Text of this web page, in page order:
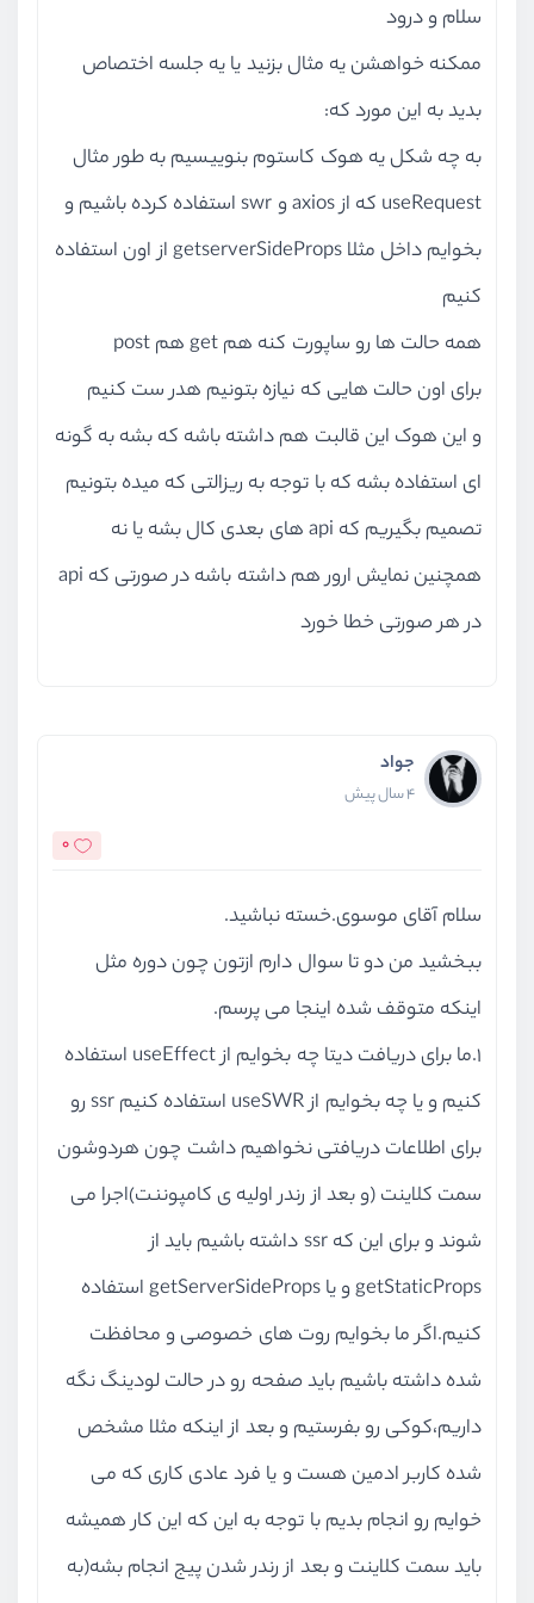
پیاده‌سازی ویرایش محصولات - بخش دوم
پیاده‌سازی ویرایش محصولات - بخش سوم
پیاده‌سازی ویرایش محصولات - بخش چهارم
ویدیو آموزشی
پیاده‌سازی اجازه دسترسی
ویدیو آموزشی
ویدیو آموزشی 10:34
بخش هشتم سایت اصلی و سئو
سلام و درود
ممکنه خواهشن یه مثال بزنید یا یه جلسه اختصاص
بدید به این مورد که:
به چه شکل یه هوک کاستوم بنوییسیم به طور مثال
useRequest که از axios و swr استفاده کرده باشیم و
بخوایم داخل مثلا getserverSideProps از اون استفاده
کنیم
همه حالت ها رو ساپورت کنه هم get هم post
برای اون حالت هایی که نیازه بتونیم هدر ست کنیم
و این هوک این قالبت هم داشته باشه که بشه به گونه
ای استفاده بشه که با توجه به ریزالتی که میده بتونیم
تصمیم بگیریم که api های بعدی کال بشه یا نه
همچنین نمایش ارور هم داشته باشه در صورتی که api
در هر صورتی خطا خورد
جواد
4 سال پیش
0
سلام آقای موسوی.خسته نباشید.
ببخشید من دو تا سوال دارم ازتون چون دوره مثل
اینکه متوقف شده اینجا می پرسم.
1.ما برای دریافت دیتا چه بخوایم از useEffect استفاده
کنیم و یا چه بخوایم از useSWR استفاده کنیم ssr رو
برای اطلاعات دریافتی نخواهیم داشت چون هردوشون
سمت کلاینت (و بعد از رندر اولیه ی کامپوننت)اجرا می
شوند و برای این که ssr داشته باشیم باید از
getStaticProps و یا getServerSideProps استفاده
کنیم.اگر ما بخوایم روت های خصوصی و محافظت
شده داشته باشیم باید صفحه رو در حالت لودینگ نگه
داریم،کوکی رو بفرستیم و بعد از اینکه مثلا مشخص
شده کاربر ادمین هست و یا فرد عادی کاری که می
خوایم رو انجام بدیم با توجه به این که این کار همیشه
باید سمت کلاینت و بعد از رندر شدن پیج انجام بشه(به